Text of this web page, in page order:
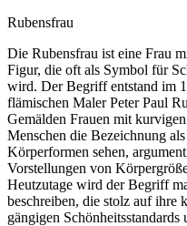
Rubensfrau
Die Rubensfrau ist eine Frau
Figur, die oft als Symbol für
wird. Der Begriff entstand im
flämischen Maler Peter Paul
Gemälden Frauen mit
Menschen die Bezeichnung
Körperformen sehen,
Vorstellungen von
Heutzutage wird der Begriff
beschreiben, die stolz auf ihre
gängigen Schönheitsstandards